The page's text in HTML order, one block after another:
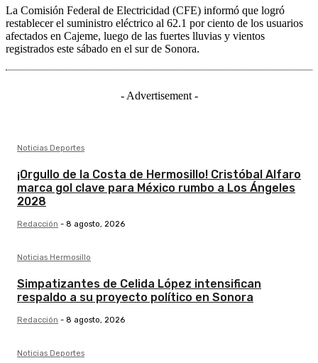
La Comisión Federal de Electricidad (CFE) informó que logró
restablecer el suministro eléctrico al 62.1 por ciento de los usuarios
afectados en Cajeme, luego de las fuertes lluvias y vientos
registrados este sábado en el sur de Sonora.
- Advertisement -
Noticias Deportes
¡Orgullo de la Costa de Hermosillo! Cristóbal Alfaro
marca gol clave para México rumbo a Los Ángeles
2028
Redacción - 8 agosto, 2026
Noticias Hermosillo
Simpatizantes de Celida López intensifican
respaldo a su proyecto político en Sonora
Redacción - 8 agosto, 2026
Noticias Deportes